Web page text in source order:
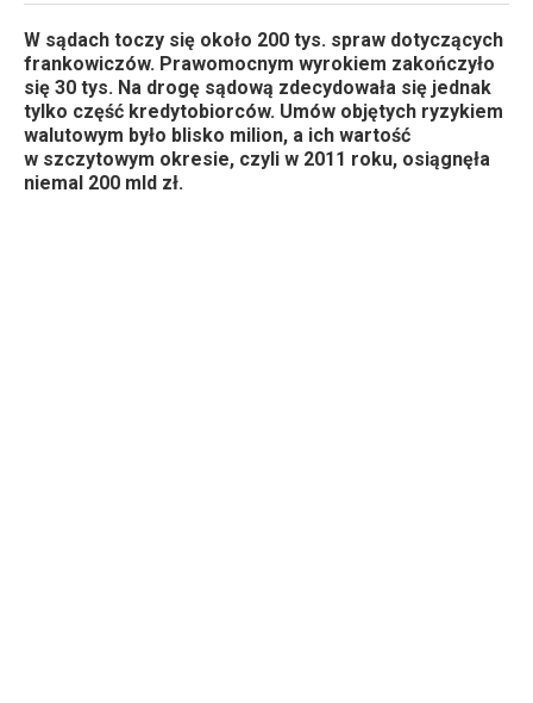
W sądach toczy się około 200 tys. spraw dotyczących
frankowiczów. Prawomocnym wyrokiem zakończyło
się 30 tys. Na drogę sądową zdecydowała się jednak
tylko część kredytobiorców. Umów objętych ryzykiem
walutowym było blisko milion, a ich wartość
w szczytowym okresie, czyli w 2011 roku, osiągnęła
niemal 200 mld zł.